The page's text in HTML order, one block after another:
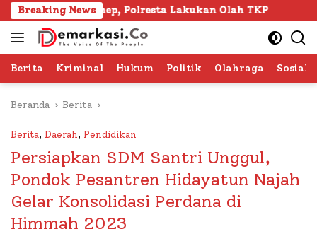
Langsung
ke
konten
Breaking News
Polresta Lakukan Olah TKP 103 Kafilah Siap
Berita Kriminal Hukum Politik Olahraga Sosial
Beranda Berita
Berita, Daerah, Pendidikan
Persiapkan SDM Santri Unggul,
Pondok Pesantren Hidayatun Najah
Gelar Konsolidasi Perdana di
Himmah 2023